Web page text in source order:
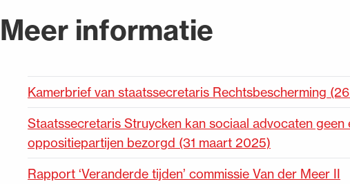
Meer informatie
Kamerbrief van staatssecretaris Rechtsbescherming
Staatssecretaris Struycken kan sociaal advocaten
oppositiepartijen bezorgd (31 maart 2025)
Rapport ‘Veranderde tijden’ commissie Van der Meer II